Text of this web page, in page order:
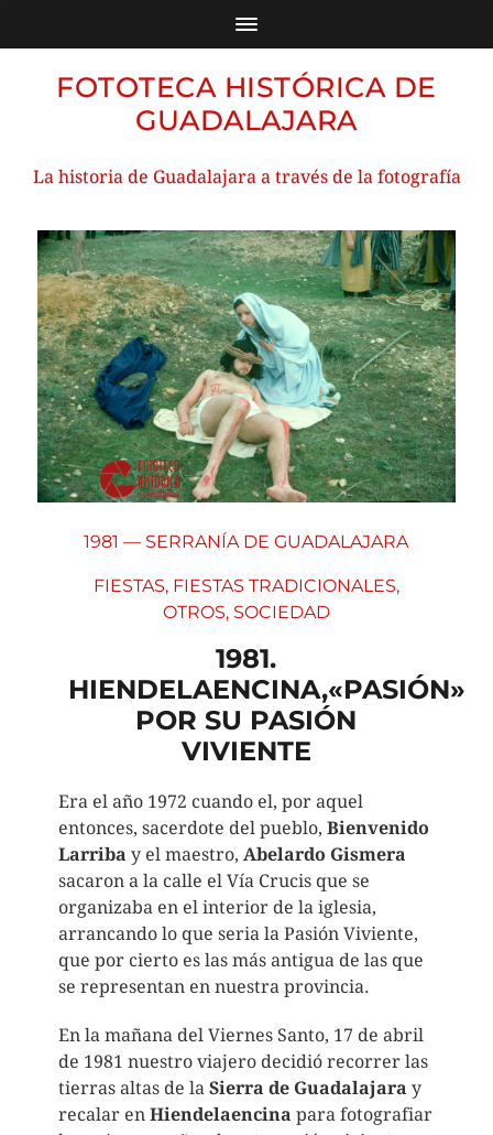
FOTOTECA HISTÓRICA DE
GUADALAJARA
La historia de Guadalajara a través de la fotografía
1981 — SERRANÍA DE GUADALAJARA
FIESTAS, FIESTAS TRADICIONALES,
OTROS, SOCIEDAD
1981.
HIENDELAENCINA,«PASIÓN»
POR SU PASIÓN
VIVIENTE
Era el año 1972 cuando el, por aquel
entonces, sacerdote del pueblo, Bienvenido
Larriba y el maestro, Abelardo Gismera
sacaron a la calle el Vía Crucis que se
organizaba en el interior de la iglesia,
arrancando lo que seria la Pasión Viviente,
que por cierto es las más antigua de las que
se representan en nuestra provincia.
En la mañana del Viernes Santo, 17 de abril
de 1981 nuestro viajero decidió recorrer las
tierras altas de la Sierra de Guadalajara y
recalar en Hiendelaencina para fotografiar